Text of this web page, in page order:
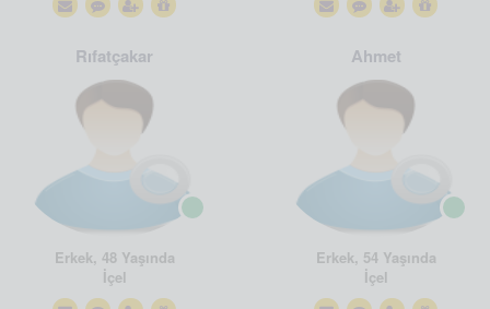
Rıfatçakar
Erkek, 48 Yaşında
İçel
Ahmet
Erkek, 54 Yaşında
İçel